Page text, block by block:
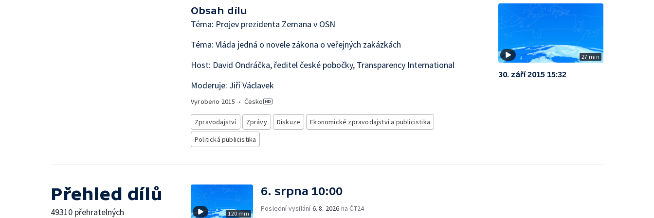
Obsah dílu
Téma: Projev prezidenta Zemana v OSN
Téma: Vláda jedná o novele zákona o veřejných zakázkách
Host: David Ondráčka, ředitel české pobočky, Transparency International
Moderuje: Jiří Václavek
Vyrobeno 2015 • Česko
Zpravodajství Zprávy Diskuze
Ekonomické zpravodajství a publicistika
Politická publicistika
27 min
30. září 2015 15:32
Přehled dílů
49310 přehratelných 120 min
6. srpna 10:00
Poslední vysílání6. 8. 2026 na ČT24